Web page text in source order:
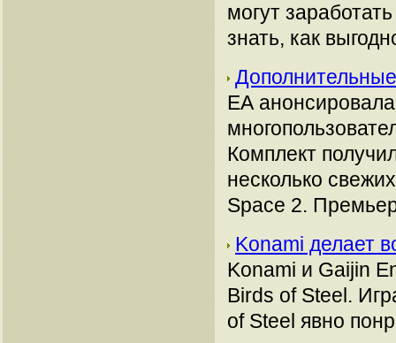
могут
знать, как
ЕА
Комплект
несколько
Space 2.
Konami делает
Konami и Gaijin
Birds of Steel.
of Steel явно